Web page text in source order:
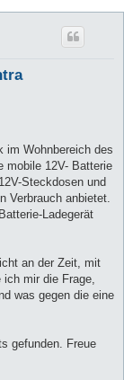
im Wohnbereich des
mobile 12V- Batterie
Steckdosen und
Verbrauch anbietet.
Ladegerät
an der Zeit, mit
mir die Frage,
was gegen die eine
gefunden. Freue